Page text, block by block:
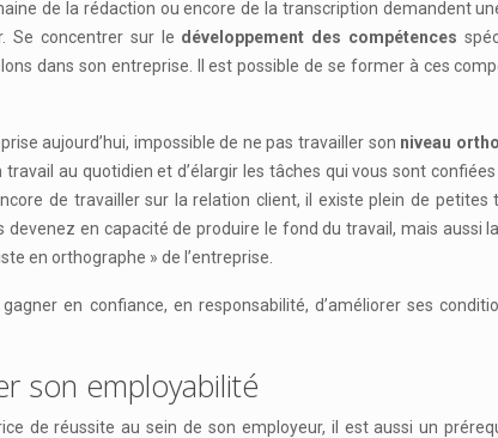
de la rédaction ou encore de la transcription demandent
Se concentrer sur le développement des compétences
dans son entreprise. Il est possible de se former à ces
aujourd’hui, impossible de ne pas travailler son niveau
au quotidien et d’élargir les tâches qui vous sont
de travailler sur la relation client, il existe plein de
devenez en capacité de produire le fond du travail, mais
en orthographe » de l’entreprise.
en confiance, en responsabilité, d’améliorer ses
son employabilité
de réussite au sein de son employeur, il est aussi un